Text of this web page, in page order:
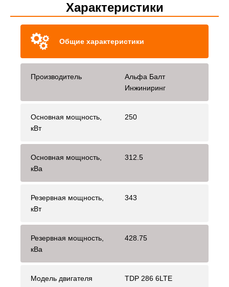
Характеристики
Общие характеристики
Производитель
Альфа Балт
Инжиниринг
Основная мощность,
кВт
250
Основная мощность,
кВа
312.5
Резервная мощность,
кВт
343
Резервная мощность,
кВа
428.75
Модель двигателя TDP 286 6LTE